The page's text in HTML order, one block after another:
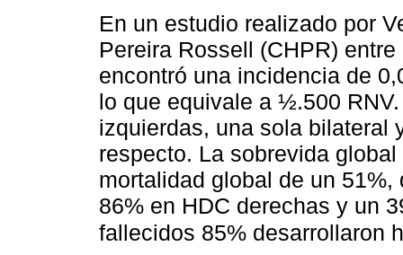
En un estudio realizado por
Pereira Rossell (CHPR)
encontró una incidencia de
lo que equivale a ½.500
izquierdas, una sola bilateral
respecto. La sobrevida
mortalidad global de un
86% en HDC derechas y un
fallecidos 85% desarrollaron